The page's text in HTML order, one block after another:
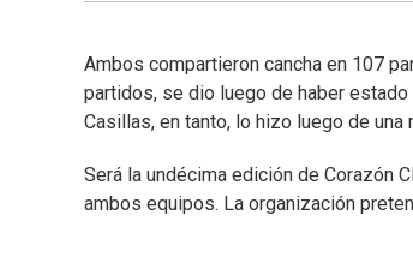
Ambos compartieron cancha en 107
partidos, se dio luego de haber
Casillas, en tanto, lo hizo luego de
Será la undécima edición de Corazón
ambos equipos. La organización